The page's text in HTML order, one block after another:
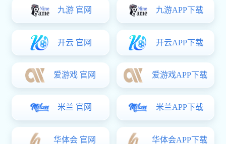
您的位置： 辉达娱乐 产品频道 铝合金面板 辉达娱乐: 奔
长鸿精密产品中心
铝合金外壳